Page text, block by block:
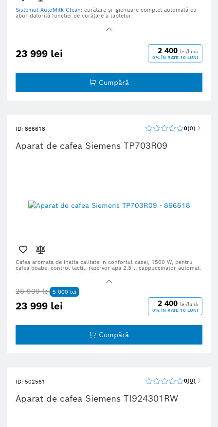
Sistemul AutoMilk Clean: curățare și igienizare complet automată cu
abur datorită funcției de curățare a laptelui.
cafea extra tare fără a compromite aroma.
Datorită măcinării și preparării duble, AromaDouble Shot asigură
Râșniță ceramică de înaltă calitate.
alegeți ușor băutura dorită
23 999 lei 2 400 lei/lună
0% ÎN RATE 10 LUNI
Cumpără
ID: 866618 0 0
Aparat de cafea Siemens TP703R09
Cafea aromata de inalta calitate in confortul casei, 1500 W, pentru
cafea boabe, control tactil, rezervor apa 2.3 l, cappuccinator automat.
Produs original, livrare 24–72 ore.
28 999 lei 5 000 lei
23 999 lei 2 400 lei/lună
0% ÎN RATE 10 LUNI
Cumpără
ID: 502561 0 0
Aparat de cafea Siemens TI924301RW